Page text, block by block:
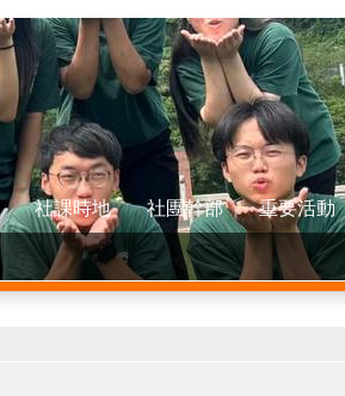
社課時地 社團幹部 重要活動